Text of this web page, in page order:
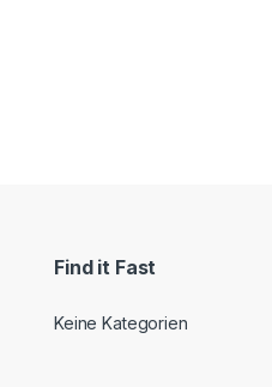
Find it Fast
Keine Kategorien